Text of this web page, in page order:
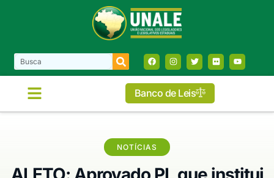
Banco de Leis
NOTÍCIAS